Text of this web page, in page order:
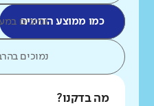
כמו ממוצע הדומים
נמוכים
נמוכים
מה בדקנו?